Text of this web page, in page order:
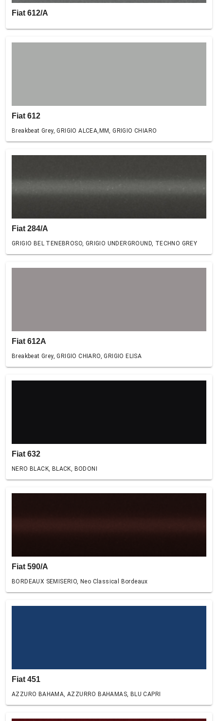
Fiat 612/A
Fiat 612
Breakbeat Grey, GRIGIO ALCEA,MM, GRIGIO CHIARO
Fiat 284/A
GRIGIO BEL TENEBROSO, GRIGIO UNDERGROUND, TECHNO GREY
Fiat 612A
Breakbeat Grey, GRIGIO CHIARO, GRIGIO ELISA
Fiat 632
NERO BLACK, BLACK, BODONI
Fiat 590/A
BORDEAUX SEMISERIO, Neo Classical Bordeaux
Fiat 451
AZZURO BAHAMA, AZZURRO BAHAMAS, BLU CAPRI